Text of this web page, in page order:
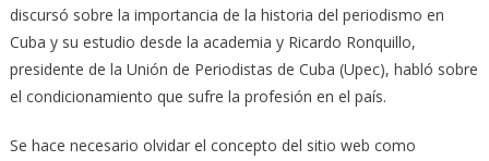
discursó sobre la importancia de la historia del periodismo en
Cuba y su estudio desde la academia y Ricardo Ronquillo,
presidente de la Unión de Periodistas de Cuba (Upec), habló sobre
el condicionamiento que sufre la profesión en el país.
Se hace necesario olvidar el concepto del sitio web como